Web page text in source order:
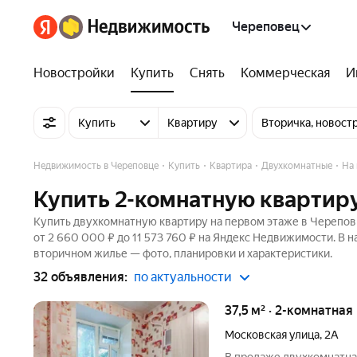
Череповец
Новостройки Купить Снять Коммерческая
Купить Квартиру Вторичка,
Недвижимость в Череповце Купить Квартира Двухкомнатные На
Купить 2-комнатную
Купить двухкомнатную квартиру на первом этаже в
от 2 660 000 ₽ до 11 573 760 ₽ на Яндекс Недвижимости. В
вторичном жилье — фото, планировки и характеристики.
32 объявления: по актуальности
37,5 м² · 2-
Московская улица, 2А